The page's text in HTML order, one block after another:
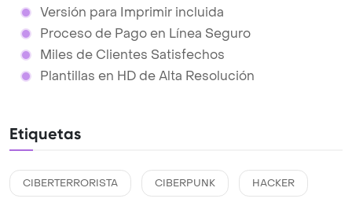
Versión para Imprimir incluida
Proceso de Pago en Línea Seguro
Miles de Clientes Satisfechos
Plantillas en HD de Alta Resolución
Etiquetas
CIBERTERRORISTA CIBERPUNK HACKER